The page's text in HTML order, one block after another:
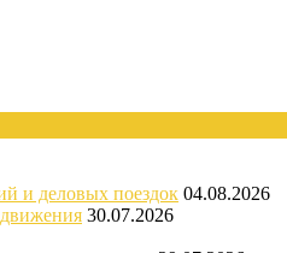
и деловых поездок 04.08.2026
30.07.2026